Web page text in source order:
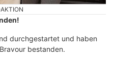
durchgestartet und haben
bestanden.